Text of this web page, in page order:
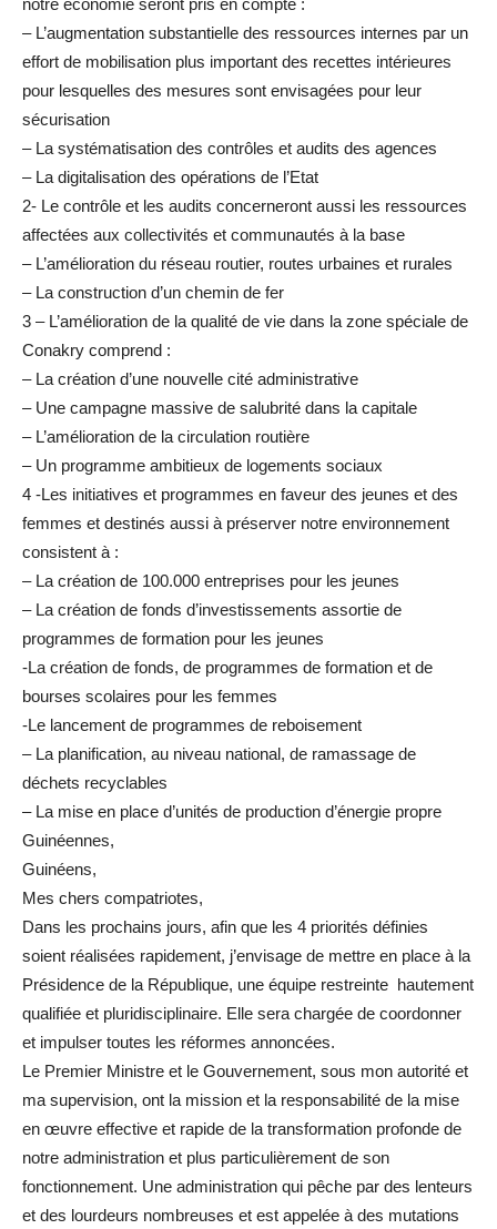
notre économie seront pris en compte :
– L’augmentation substantielle des ressources internes par un
effort de mobilisation plus important des recettes intérieures
pour lesquelles des mesures sont envisagées pour leur
sécurisation
– La systématisation des contrôles et audits des agences
– La digitalisation des opérations de l’Etat
2- Le contrôle et les audits concerneront aussi les ressources
affectées aux collectivités et communautés à la base
– L’amélioration du réseau routier, routes urbaines et rurales
– La construction d’un chemin de fer
3 – L’amélioration de la qualité de vie dans la zone spéciale de
Conakry comprend :
– La création d’une nouvelle cité administrative
– Une campagne massive de salubrité dans la capitale
– L’amélioration de la circulation routière
– Un programme ambitieux de logements sociaux
4 -Les initiatives et programmes en faveur des jeunes et des
femmes et destinés aussi à préserver notre environnement
consistent à :
– La création de 100.000 entreprises pour les jeunes
– La création de fonds d’investissements assortie de
programmes de formation pour les jeunes
-La création de fonds, de programmes de formation et de
bourses scolaires pour les femmes
-Le lancement de programmes de reboisement
– La planification, au niveau national, de ramassage de
déchets recyclables
– La mise en place d’unités de production d’énergie propre
Guinéennes,
Guinéens,
Mes chers compatriotes,
Dans les prochains jours, afin que les 4 priorités définies
soient réalisées rapidement, j’envisage de mettre en place à la
Présidence de la République, une équipe restreinte hautement
qualifiée et pluridisciplinaire. Elle sera chargée de coordonner
et impulser toutes les réformes annoncées.
Le Premier Ministre et le Gouvernement, sous mon autorité et
ma supervision, ont la mission et la responsabilité de la mise
en œuvre effective et rapide de la transformation profonde de
notre administration et plus particulièrement de son
fonctionnement. Une administration qui pêche par des lenteurs
et des lourdeurs nombreuses et est appelée à des mutations